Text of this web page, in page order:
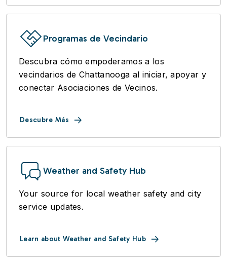
Programas de Vecindario
Descubra cómo empoderamos a los
vecindarios de Chattanooga al iniciar, apoyar y
conectar Asociaciones de Vecinos.
Descubre Más
Weather and Safety Hub
Your source for local weather safety and city
service updates.
Learn about Weather and Safety Hub